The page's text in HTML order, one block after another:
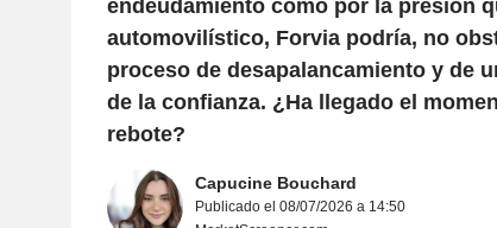
endeudamiento como por la presión
automovilístico, Forvia podría, no
proceso de desapalancamiento y de
de la confianza. ¿Ha llegado el
rebote?
Capucine Bouchard
Publicado el 08/07/2026 a 14:50